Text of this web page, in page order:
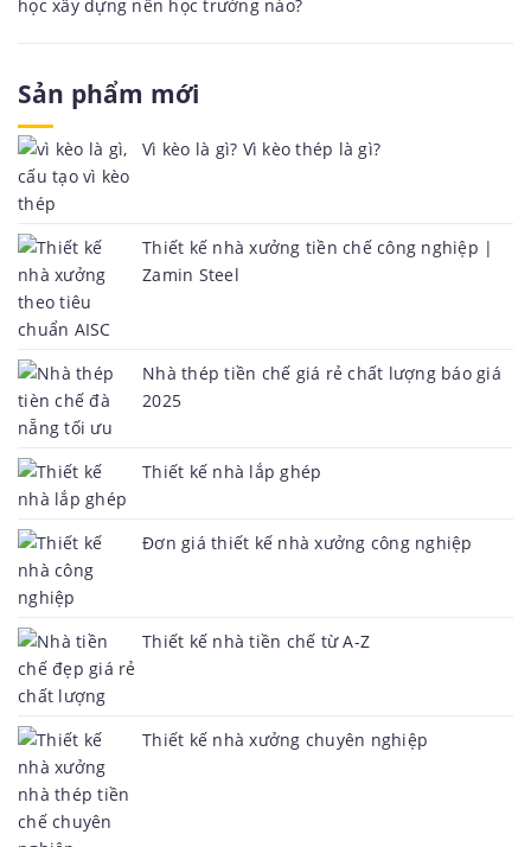
học xây dựng nên học trường nào?
Sản phẩm mới
Vì kèo là gì? Vì kèo thép là gì?
Thiết kế nhà xưởng tiền chế công nghiệp |
Zamin Steel
Nhà thép tiền chế giá rẻ chất lượng báo giá
2025
Thiết kế nhà lắp ghép
Đơn giá thiết kế nhà xưởng công nghiệp
Thiết kế nhà tiền chế từ A-Z
Thiết kế nhà xưởng chuyên nghiệp